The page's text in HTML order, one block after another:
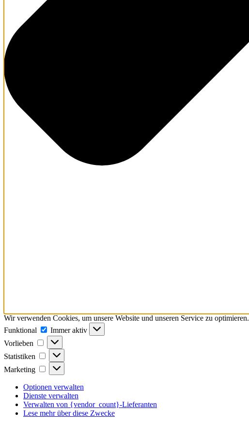
Wir verwenden Cookies, um unsere Website und unseren Service zu optimieren.
Funktional
Funktional
Immer aktiv
Vorlieben
Vorlieben
Statistiken Statistiken
Marketing Marketing
Optionen verwalten
Dienste verwalten
Verwalten von {vendor_count}-Lieferanten
Lese mehr über diese Zwecke